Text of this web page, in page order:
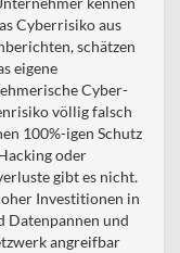
Cyberrisiko aus
schätzen
eigene
Cyber-
völlig falsch
100%-igen Schutz
oder
gibt es nicht.
Investitionen in
Datenpannen und
angreifbar